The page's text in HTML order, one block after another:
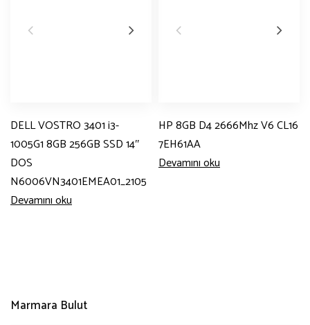
DELL VOSTRO 3401 i3-
1005G1 8GB 256GB SSD 14″
DOS
N6006VN3401EMEA01_2105
Devamını oku
HP 8GB D4 2666Mhz V6 CL16
7EH61AA
Devamını oku
Marmara Bulut